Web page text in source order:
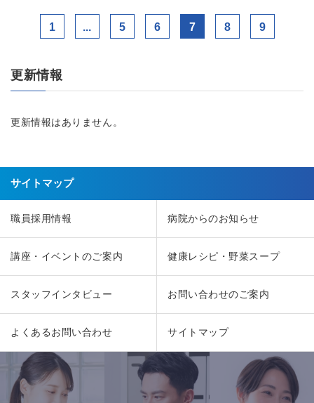
1 ... 5 6 7 8 9
更新情報
更新情報はありません。
サイトマップ
職員採用情報 病院からのお知らせ
講座・イベントのご案内 健康レシピ・野菜スープ
スタッフインタビュー お問い合わせのご案内
よくあるお問い合わせ サイトマップ